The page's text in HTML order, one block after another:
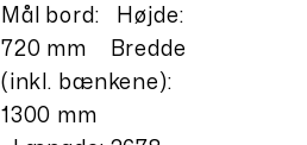
Mål bord: Højde:
720 mm Bredde
(inkl. bænkene):
1300 mm